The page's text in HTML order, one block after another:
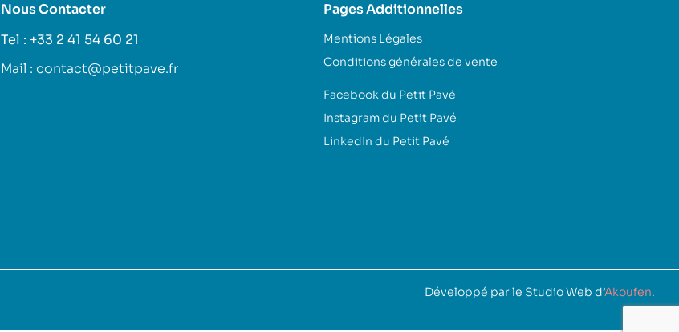
Nous Contacter
Tel : +33 2 41 54 60 21
Mail : contact@petitpave.fr
Pages Additionnelles
Mentions Légales
Conditions générales de vente
Facebook du Petit Pavé
Instagram du Petit Pavé
LinkedIn du Petit Pavé
Développé par le Studio Web d’Akoufen.